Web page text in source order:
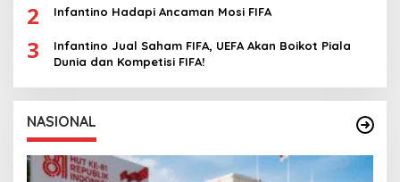
2 Infantino Hadapi Ancaman Mosi FIFA
3
Infantino Jual Saham FIFA, UEFA Akan Boikot Piala
Dunia dan Kompetisi FIFA!
NASIONAL